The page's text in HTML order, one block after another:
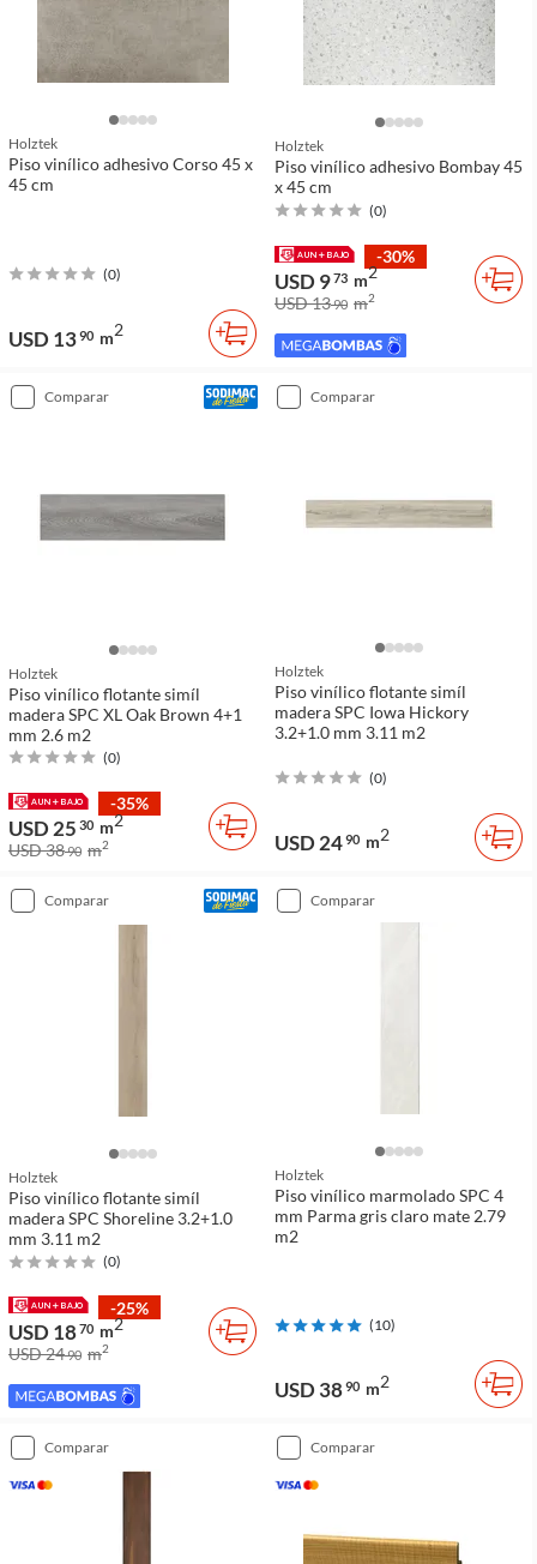
Holztek
Piso vinílico adhesivo Corso 45 x
45 cm
(0)
USD 1390 m2
Holztek
Piso vinílico adhesivo Bombay 45
x 45 cm
(0)
-30%
USD 973 m2
USD 1390 m2
comparar
Holztek
Piso vinílico flotante simíl
madera SPC XL Oak Brown 4+1
mm 2.6 m2
(0)
-35%
USD 25 30 m2
USD 3890 m2
comparar
Holztek
Piso vinílico flotante simíl
madera SPC Iowa Hickory
3.2+1.0 mm 3.11 m2
(0)
USD 2490 m2
comparar
Holztek
Piso vinílico flotante simíl
madera SPC Shoreline 3.2+1.0
mm 3.11 m2
(0)
-25%
USD 1870 m2
USD 2490 m2
comparar
Holztek
Piso vinílico marmolado SPC 4
mm Parma gris claro mate 2.79
m2
(10)
USD 3890 m2
comparar comparar